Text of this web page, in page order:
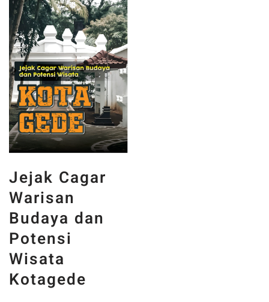
Jejak Cagar
Warisan
Budaya dan
Potensi
Wisata
Kotagede